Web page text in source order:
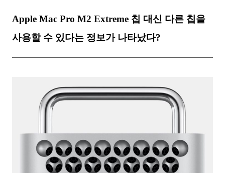
Apple Mac Pro M2 Extreme 칩 대신 다른 칩을
사용할 수 있다는 정보가 나타났다?